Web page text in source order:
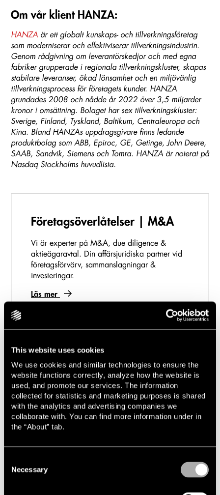
This website uses cookies
We use cookies and similar technologies to ensure the
website functions correctly, analyze how the website is
used, and promote our services. The information
collected for statistics and marketing purposes is shared
with the analytics and advertising companies we
collaborate with. You can find more information under in
the “About” tab.
Selection
Necessary
Om vår klient HANZA:
HANZA är ett globalt kunskaps- och tillverkningsföretag
som moderniserar och effektiviserar tillverkningsindustrin.
Genom rådgivning om leverantörskedjor och med egna
fabriker grupperade i regionala tillverkningskluster, skapas
stabilare leveranser, ökad lönsamhet och en miljövänlig
tillverkningsprocess för företagets kunder. HANZA
grundades 2008 och nådde år 2022 över 3,5 miljarder
kronor i omsättning. Bolaget har sex tillverkningskluster:
Sverige, Finland, Tyskland, Baltikum, Centraleuropa och
Kina. Bland HANZAs uppdragsgivare finns ledande
produktbolag som ABB, Epiroc, GE, Getinge, John Deere,
SAAB, Sandvik, Siemens och Tomra. HANZA är noterat på
Nasdaq Stockholms huvudlista.
Företags­överlåtelser | M&A
Vi är experter på M&A, due diligence &
aktieägaravtal. Din affärsjuridiska partner vid
företagsförvärv, sammanslagningar &
investeringar.
Läs mer
Relaterade uppdrag & artiklar
2025-09-18
Lindahl biträder PriceShape vid förvärv av
Priceindx
2024-12-02
Studio till STC